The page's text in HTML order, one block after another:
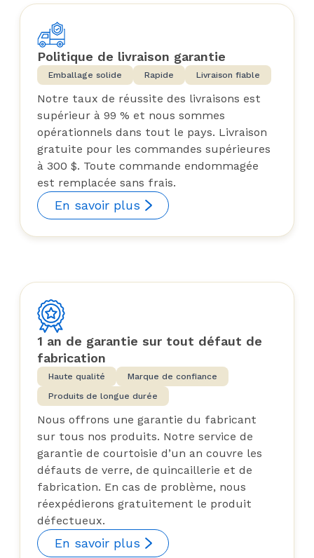
Politique de livraison garantie
Emballage solide Rapide Livraison fiable
Notre taux de réussite des livraisons est
supérieur à 99 % et nous sommes
opérationnels dans tout le pays. Livraison
gratuite pour les commandes supérieures
à 300 $. Toute commande endommagée
est remplacée sans frais.
En savoir plus
1 an de garantie sur tout défaut de
fabrication
Haute qualité
Marque de confiance
Produits de longue durée
Nous offrons une garantie du fabricant
sur tous nos produits. Notre service de
garantie de courtoisie d’un an couvre les
défauts de verre, de quincaillerie et de
fabrication. En cas de problème, nous
réexpédierons gratuitement le produit
défectueux.
En savoir plus